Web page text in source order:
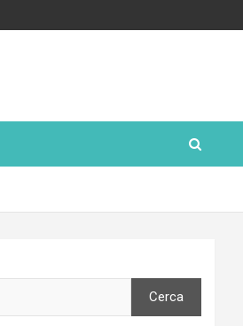
Cerca